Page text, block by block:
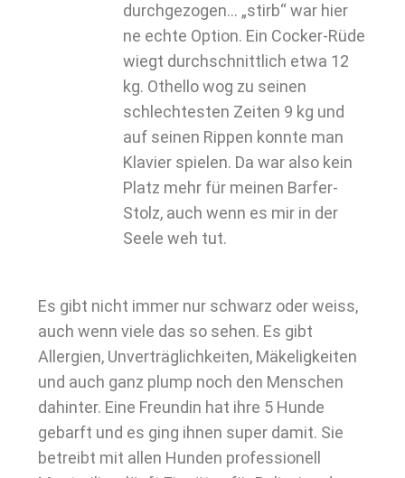
durchgezogen… „stirb“ war hier
ne echte Option. Ein Cocker-Rüde
wiegt durchschnittlich etwa 12
kg. Othello wog zu seinen
schlechtesten Zeiten 9 kg und
auf seinen Rippen konnte man
Klavier spielen. Da war also kein
Platz mehr für meinen Barfer-
Stolz, auch wenn es mir in der
Seele weh tut.
Es gibt nicht immer nur schwarz oder weiss,
auch wenn viele das so sehen. Es gibt
Allergien, Unverträglichkeiten, Mäkeligkeiten
und auch ganz plump noch den Menschen
dahinter. Eine Freundin hat ihre 5 Hunde
gebarft und es ging ihnen super damit. Sie
betreibt mit allen Hunden professionell